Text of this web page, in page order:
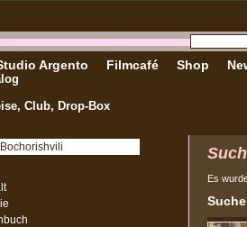
Club, Drop-Box
Argento Filmcafé Shop
Es